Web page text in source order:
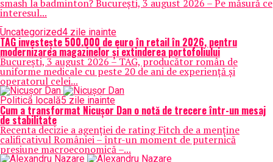
smash la badminton? București, 3 august 2026 – Pe măsură ce
interesul...
Uncategorized4 zile inainte
TAG investește 500.000 de euro în retail în 2026, pentru
modernizarea magazinelor și extinderea portofoliului
București, 3 august 2026 – TAG, producător român de
uniforme medicale cu peste 20 de ani de experiență și
operatorul celei...
Politică locală5 zile inainte
Cum a transformat Nicușor Dan o notă de trecere într-un mesaj
de stabilitate
Recenta decizie a agenției de rating Fitch de a menține
calificativul României – într-un moment de puternică
presiune macroeconomică –...